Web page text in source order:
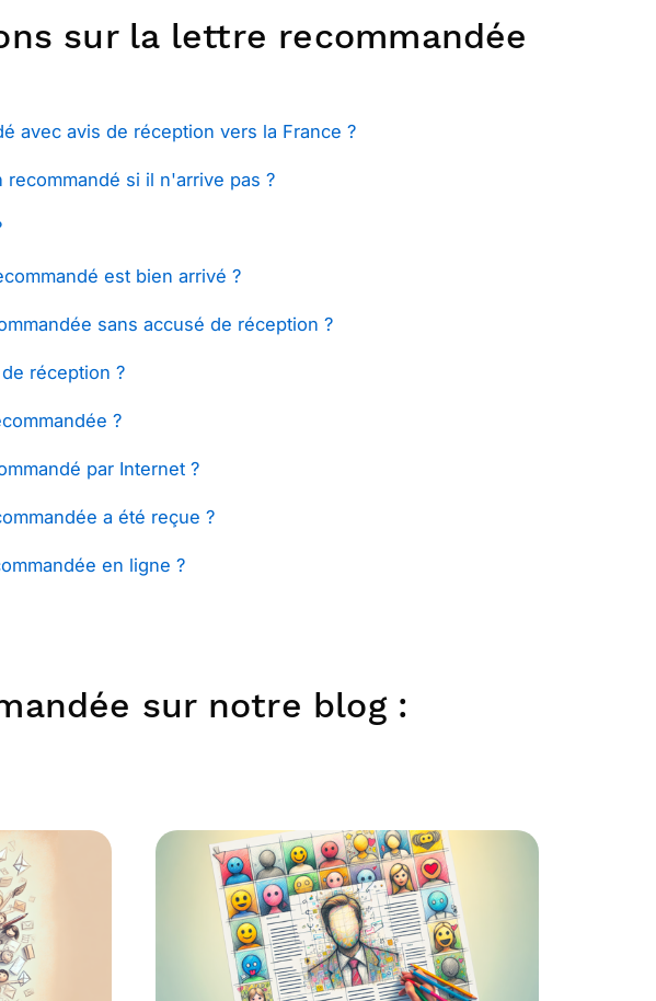
sur la lettre recommandée
avec avis de réception vers la France ?
si il n'arrive pas ?
est bien arrivé ?
sans accusé de réception ?
réception ?
?
par Internet ?
a été reçue ?
en ligne ?
sur notre blog :